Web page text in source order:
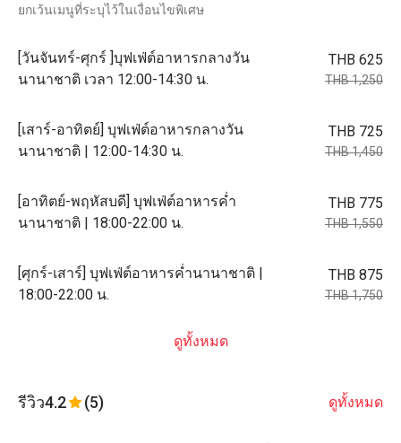
ยกเว้นเมนูที่ระบุไว้ในเงื่อนไขพิเศษ
[วันจันทร์-ศุกร์ ]บุฟเฟ่ต์อาหารกลางวัน
นานาชาติ เวลา 12:00-14:30 น.
THB 625
THB 1,250
[เสาร์-อาทิตย์] บุฟเฟ่ต์อาหารกลางวัน
นานาชาติ | 12:00-14:30 น.
THB 725
THB 1,450
[อาทิตย์-พฤหัสบดี] บุฟเฟ่ต์อาหารค่ำ
นานาชาติ | 18:00-22:00 น.
THB 775
THB 1,550
[ศุกร์-เสาร์] บุฟเฟ่ต์อาหารค่ำนานาชาติ |
18:00-22:00 น.
THB 875
THB 1,750
ดูทั้งหมด
รีวิว4.2 (5) ดูทั้งหมด